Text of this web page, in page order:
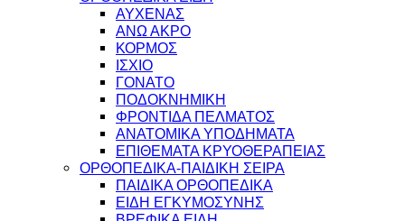
ΑΥΧΕΝΑΣ
ΑΝΩ ΑΚΡΟ
ΚΟΡΜΟΣ
ΙΣΧΙΟ
ΓΟΝΑΤΟ
ΠΟΔΟΚΝΗΜΙΚΗ
ΦΡΟΝΤΙΔΑ ΠΕΛΜΑΤΟΣ
ΑΝΑΤΟΜΙΚΑ ΥΠΟΔΗΜΑΤΑ
ΕΠΙΘΕΜΑΤΑ ΚΡΥΟΘΕΡΑΠΕΙΑΣ
ΟΡΘΟΠΕΔΙΚΑ-ΠΑΙΔΙΚΗ ΣΕΙΡΑ
ΠΑΙΔΙΚΑ ΟΡΘΟΠΕΔΙΚΑ
ΕΙΔΗ ΕΓΚΥΜΟΣΥΝΗΣ